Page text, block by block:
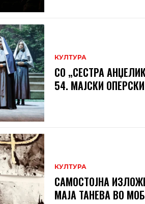
КУЛТУРА
СО „СЕСТРА
54. МАЈСКИ
КУЛТУРА
САМОСТОЈНА
МAЈА ТАНЕВА ВО